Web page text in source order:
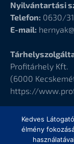
Nyilvántartási
Telefon: 0630/
E-mail:
Profitárhely Kft.
(6000
https://
Kedves
élmény